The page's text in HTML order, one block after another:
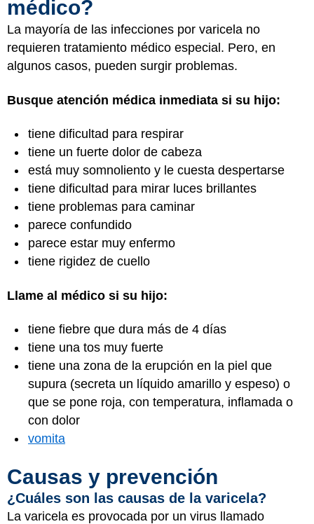
médico?
La mayoría de las infecciones por varicela no
requieren tratamiento médico especial. Pero, en
algunos casos, pueden surgir problemas.
Busque atención médica inmediata si su hijo:
tiene dificultad para respirar
tiene un fuerte dolor de cabeza
está muy somnoliento y le cuesta despertarse
tiene dificultad para mirar luces brillantes
tiene problemas para caminar
parece confundido
parece estar muy enfermo
tiene rigidez de cuello
Llame al médico si su hijo:
tiene fiebre que dura más de 4 días
tiene una tos muy fuerte
tiene una zona de la erupción en la piel que
supura (secreta un líquido amarillo y espeso) o
que se pone roja, con temperatura, inflamada o
con dolor
vomita
Causas y prevención
¿Cuáles son las causas de la varicela?
La varicela es provocada por un virus llamado